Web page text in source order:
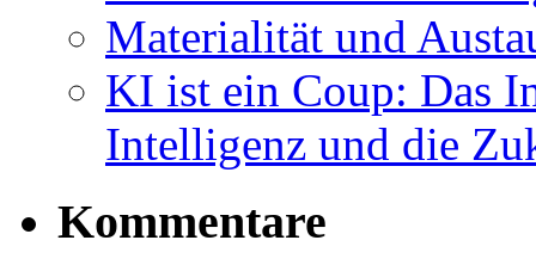
Materialität und
KI ist ein Coup: Das
Intelligenz und die
Kommentare